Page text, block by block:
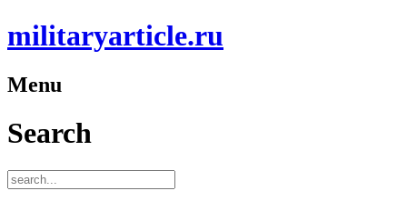
militaryarticle.ru
Menu
Search